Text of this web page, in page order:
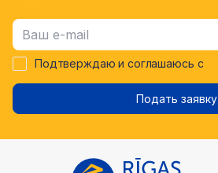
Подтверждаю и соглашаюсь с
Подать заявку